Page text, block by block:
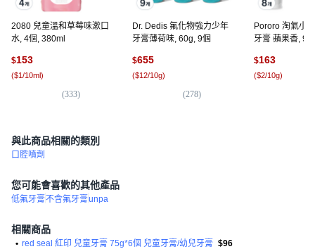
2080 兒童溫和草莓味漱口
水, 4個, 380ml
$153
($1/10ml)
(333)
Dr. Dedis 氟化物強力少年
牙膏薄荷味, 60g, 9個
$655
($12/10g)
(278)
Pororo 淘氣小
牙膏 蘋果香,
$163
($2/10g)
與此商品相關的類別
口腔噴劑
您可能會喜歡的其他產品
低氟牙膏不含氟牙膏unpa
相關商品
• red seal 紅印 兒童牙膏 75g*6個 兒童牙膏/幼兒牙膏 $96